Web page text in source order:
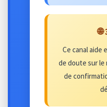
Ce canal aide
de doute sur le
de